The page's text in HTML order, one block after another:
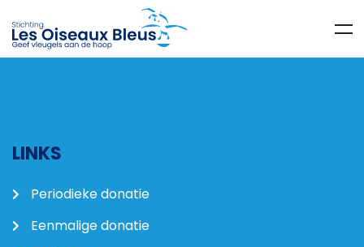
LINKS
Periodieke donatie
Eenmalige donatie